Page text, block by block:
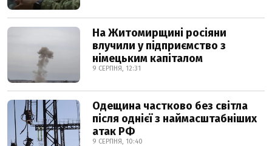
На Житомирщині росіяни
влучили у підприємство з
німецьким капіталом
9 СЕРПНЯ, 12:31
Одещина частково без світла
після однієї з наймасштабніших
атак РФ
9 СЕРПНЯ, 10:40